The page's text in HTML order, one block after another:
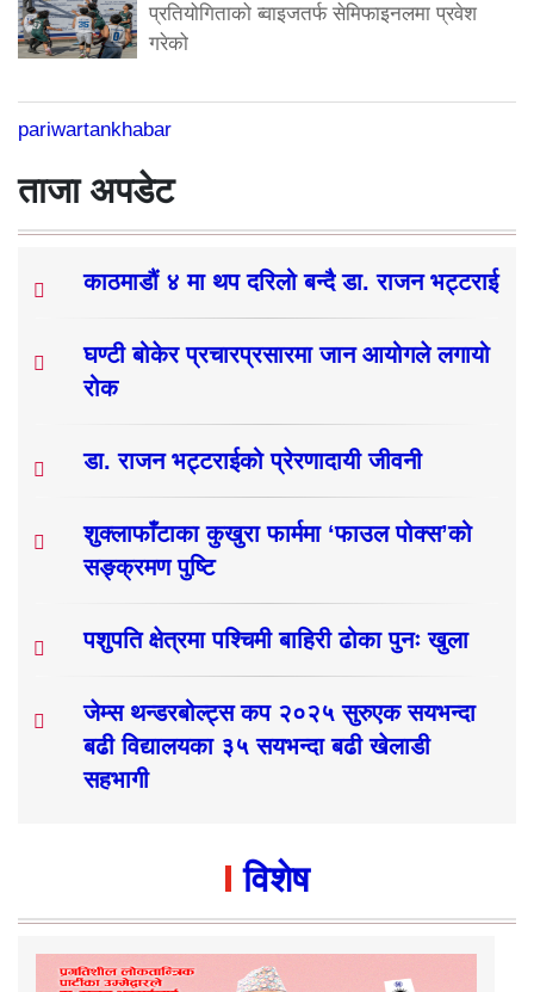
प्रतियोगिताको ब्वाइजतर्फ सेमिफाइनलमा प्रवेश
गरेको
pariwartankhabar
ताजा अपडेट
काठमाडौं ४ मा थप दरिलो बन्दै डा. राजन भट्टराई
घण्टी बोकेर प्रचारप्रसारमा जान आयोगले लगायो
रोक
डा. राजन भट्टराईको प्रेरणादायी जीवनी
शुक्लाफाँटाका कुखुरा फार्ममा ‘फाउल पोक्स’को
सङ्क्रमण पुष्टि
पशुपति क्षेत्रमा पश्चिमी बाहिरी ढोका पुनः खुला
जेम्स थन्डरबोल्ट्स कप २०२५ सुरुएक सयभन्दा
बढी विद्यालयका ३५ सयभन्दा बढी खेलाडी
सहभागी
विशेष